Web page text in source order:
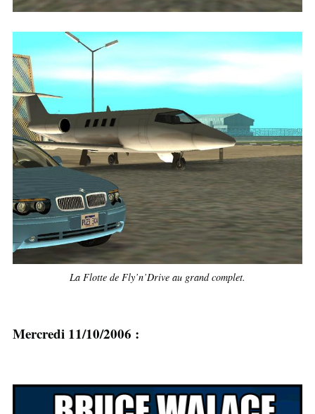
La Flotte de Fly’n’Drive au grand complet.
Mercredi 11/10/2006 :